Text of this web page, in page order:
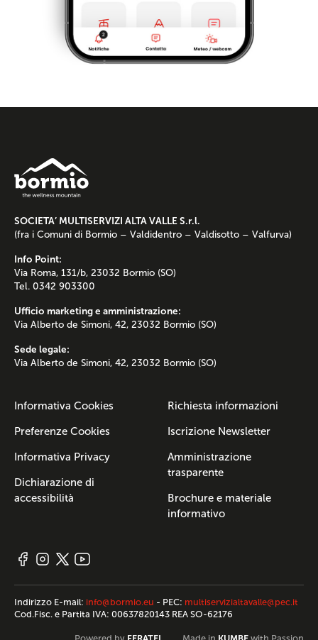
SOCIETA’ MULTISERVIZI ALTA VALLE S.r.l.
(fra i Comuni di Bormio – Valdidentro – Valdisotto – Valfurva)
Info Point:
Via Roma, 131/b, 23032 Bormio (SO)
Tel. 0342 903300
Ufficio marketing e amministrazione:
Via Alberto de Simoni, 42, 23032 Bormio (SO)
Sede legale:
Via Alberto de Simoni, 42, 23032 Bormio (SO)
Informativa Cookies
Preferenze Cookies
Informativa Privacy
Dichiarazione di
accessibilità
Richiesta informazioni
Iscrizione Newsletter
Amministrazione
trasparente
Brochure e materiale
informativo
Indirizzo E-mail: info@bormio.eu - PEC: multiservizialtavalle@pec.it
Cod.Fisc. e Partita IVA: 00637820143 REA SO-62176